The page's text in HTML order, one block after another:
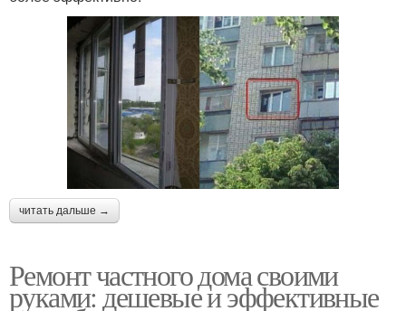
читать дальше →
Ремонт частного дома своими
руками: дешевые и эффективные